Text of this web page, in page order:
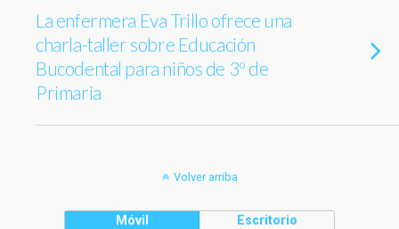
La enfermera Eva Trillo ofrece una
charla-taller sobre Educación
Bucodental para niños de 3º de
Primaria
Volver arriba
Móvil Escritorio